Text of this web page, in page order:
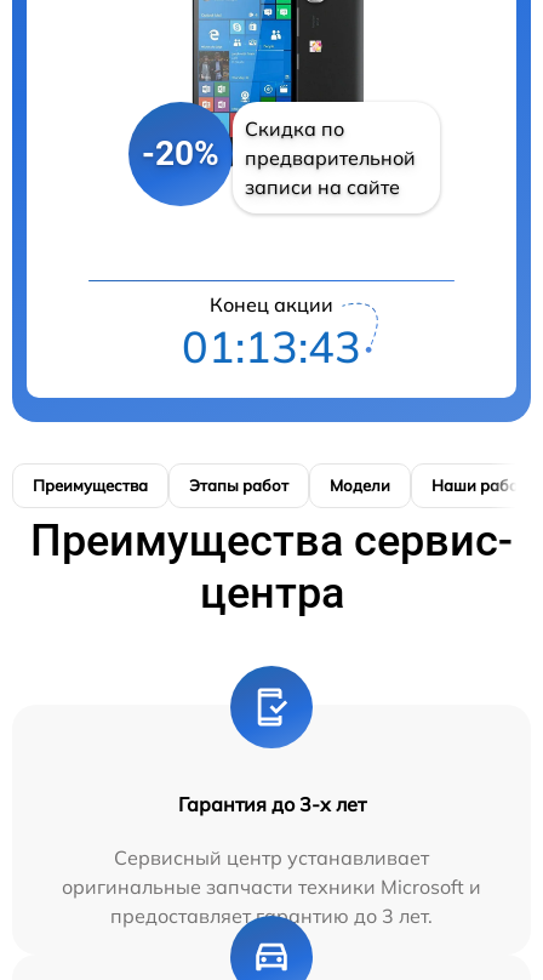
-20%
Скидка по
предварительной
записи на сайте
Конец акции
01:13:42
Преимущества Этапы работ Модели Наши работы
Преимущества сервис-
центра
Гарантия до 3-х лет
Сервисный центр устанавливает
оригинальные запчасти техники Microsoft и
предоставляет гарантию до 3 лет.